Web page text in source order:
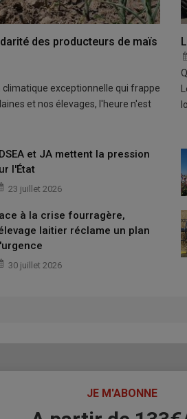
des producteurs de maïs
climatique exceptionnelle qui frappe
et nos élevages, l'heure n'est
et JA mettent la pression
l'État
23 juillet 2026
à la crise fourragère,
laitier réclame un plan
30 juillet 2026
JE M'ABONNE